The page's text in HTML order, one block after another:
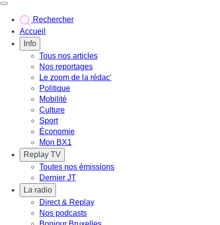
Rechercher
Accueil
Info
Tous nos articles
Nos reportages
Le zoom de la rédac'
Politique
Mobilité
Culture
Sport
Économie
Mon BX1
Replay TV
Toutes nos émissions
Dernier JT
La radio
Direct & Replay
Nos podcasts